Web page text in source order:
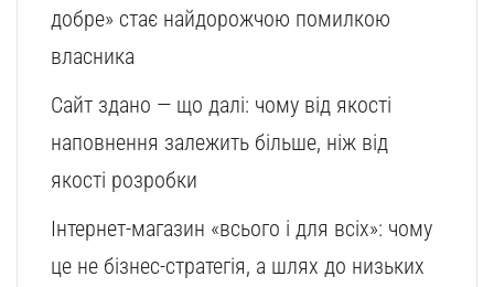
добре» стає найдорожчою помилкою
власника
Сайт здано — що далі: чому від якості
наповнення залежить більше, ніж від
якості розробки
Інтернет-магазин «всього і для всіх»: чому
це не бізнес-стратегія, а шлях до низьких